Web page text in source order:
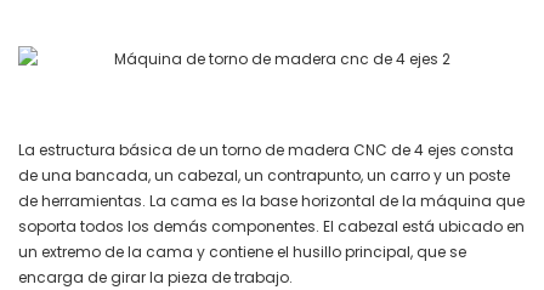
La estructura básica de un torno de madera CNC de 4 ejes consta
de una bancada, un cabezal, un contrapunto, un carro y un poste
de herramientas. La cama es la base horizontal de la máquina que
soporta todos los demás componentes. El cabezal está ubicado en
un extremo de la cama y contiene el husillo principal, que se
encarga de girar la pieza de trabajo.